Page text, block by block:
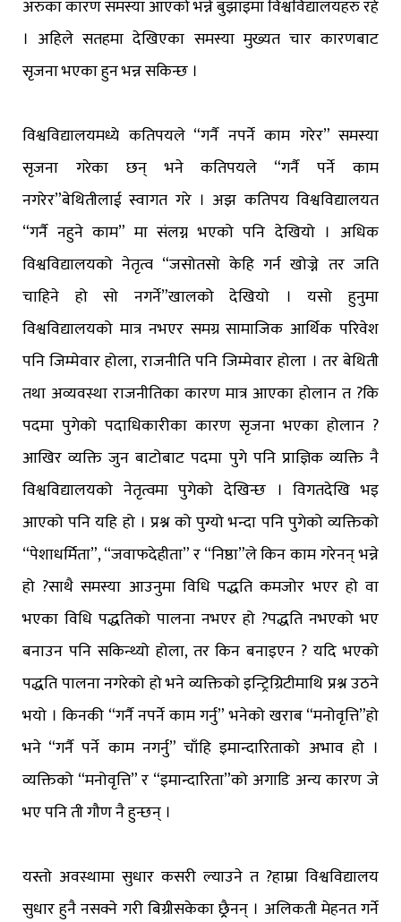
अरुका कारण समस्या आएको भन्ने बुझाइमा विश्वविद्यालयहरु रहे
। अहिले सतहमा देखिएका समस्या मुख्यत चार कारणबाट
सृजना भएका हुन भन्न सकिन्छ ।
विश्वविद्यालयमध्ये कतिपयले “गर्नै नपर्ने काम गरेर” समस्या
सृजना गरेका छन् भने कतिपयले “गर्नै पर्ने काम
नगरेर”बेथितीलाई स्वागत गरे । अझ कतिपय विश्वविद्यालयत
“गर्नै नहुने काम” मा संलग्न भएको पनि देखियो । अधिक
विश्वविद्यालयको नेतृत्व “जसोतसो केहि गर्न खोज्ने तर जति
चाहिने हो सो नगर्ने”खालको देखियो । यसो हुनुमा
विश्वविद्यालयको मात्र नभएर समग्र सामाजिक आर्थिक परिवेश
पनि जिम्मेवार होला, राजनीति पनि जिम्मेवार होला । तर बेथिती
तथा अव्यवस्था राजनीतिका कारण मात्र आएका होलान त ?कि
पदमा पुगेको पदाधिकारीका कारण सृजना भएका होलान ?
आखिर व्यक्ति जुन बाटोबाट पदमा पुगे पनि प्राज्ञिक व्यक्ति नै
विश्वविद्यालयको नेतृत्वमा पुगेको देखिन्छ । विगतदेखि भइ
आएको पनि यहि हो । प्रश्न को पुग्यो भन्दा पनि पुगेको व्यक्तिको
“पेशाधर्मिता”, “जवाफदेहीता” र “निष्ठा”ले किन काम गरेनन् भन्ने
हो ?साथै समस्या आउनुमा विधि पद्धति कमजोर भएर हो वा
भएका विधि पद्धतिको पालना नभएर हो ?पद्धति नभएको भए
बनाउन पनि सकिन्थ्यो होला, तर किन बनाइएन ? यदि भएको
पद्धति पालना नगरेको हो भने व्यक्तिको इन्ट्रिग्रिटीमाथि प्रश्न उठने
भयो । किनकी “गर्नै नपर्ने काम गर्नु” भनेको खराब “मनोवृत्ति”हो
भने “गर्नै पर्ने काम नगर्नु” चाँहि इमान्दारिताको अभाव हो ।
व्यक्तिको “मनोवृत्ति” र “इमान्दारिता”को अगाडि अन्य कारण जे
भए पनि ती गौण नै हुन्छन् ।
यस्तो अवस्थामा सुधार कसरी ल्याउने त ?हाम्रा विश्वविद्यालय
सुधार हुनै नसक्ने गरी बिग्रीसकेका छ्र्रैनन् । अलिकती मेहनत गर्ने